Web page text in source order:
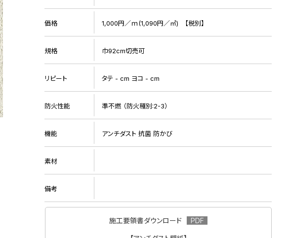
価格 1,000円／ｍ(1,090円／㎡) 【税別】
規格 巾92cm切売可
リピート タテ - cm ヨコ - cm
防火性能 準不燃 （防火種別:2-3）
機能 アンチダスト 抗菌 防かび
素材
備考
施工要領書ダウンロード